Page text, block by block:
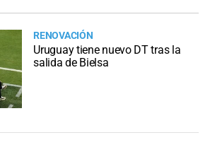
RENOVACIÓN
Uruguay tiene nuevo DT tras la
salida de Bielsa